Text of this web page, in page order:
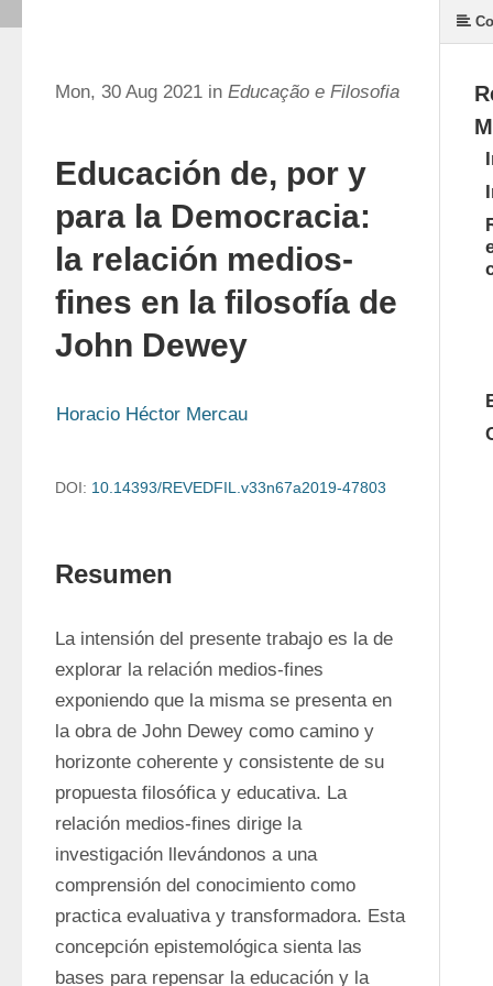
Mon, 30 Aug 2021 in Educação e Filosofia
Educación de, por y
para la Democracia:
la relación medios-
fines en la filosofía de
John Dewey
Horacio Héctor Mercau
DOI: 10.14393/REVEDFIL.v33n67a2019-47803
Resumen
La intensión del presente trabajo es la de
explorar la relación medios-fines
exponiendo que la misma se presenta en
la obra de John Dewey como camino y
horizonte coherente y consistente de su
propuesta filosófica y educativa. La
relación medios-fines dirige la
investigación llevándonos a una
comprensión del conocimiento como
practica evaluativa y transformadora. Esta
concepción epistemológica sienta las
bases para repensar la educación y la